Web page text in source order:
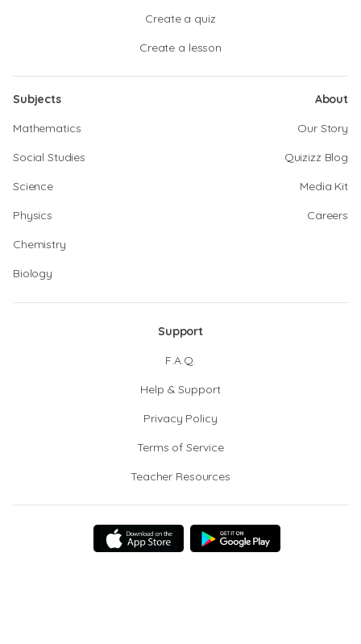
Create a quiz
Create a lesson
Subjects
Mathematics
Social Studies
Science
Physics
Chemistry
Biology
About
Our Story
Quizizz Blog
Media Kit
Careers
Support
F.A.Q.
Help & Support
Privacy Policy
Terms of Service
Teacher Resources